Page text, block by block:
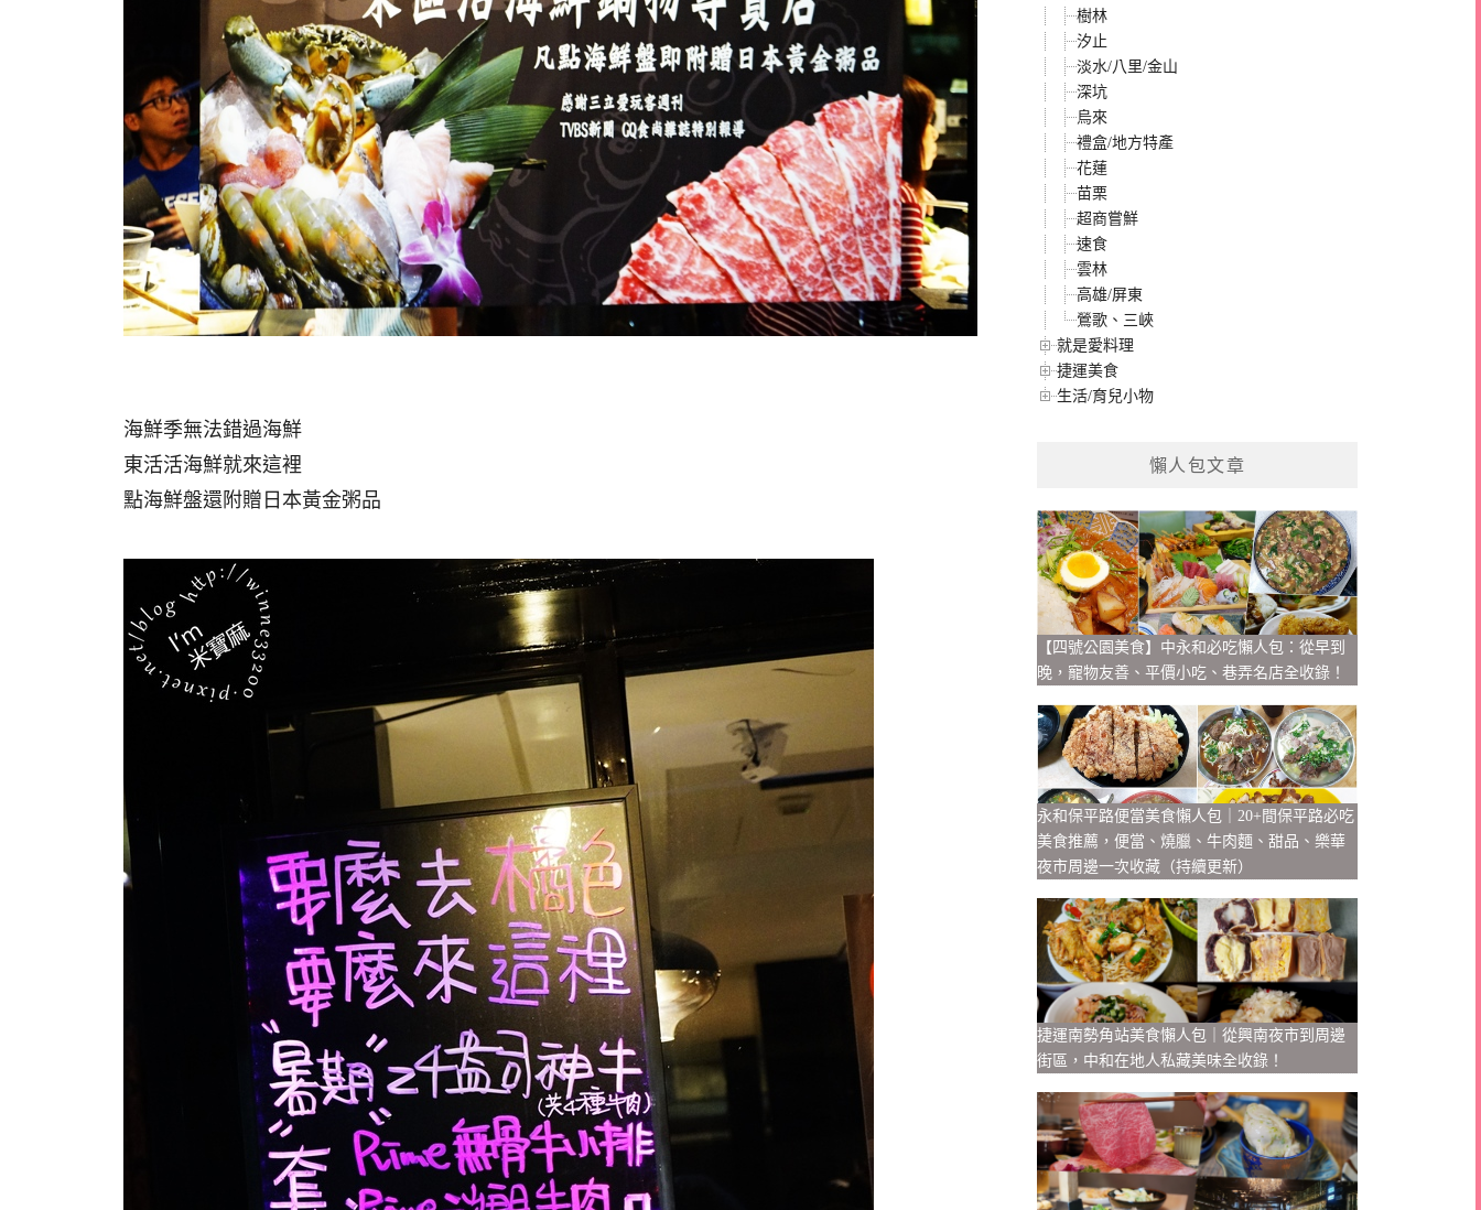
海鮮季無法錯過海鮮
東活活海鮮就來這裡
點海鮮盤還附贈日本黃金粥品
樹林
汐止
淡水/八里/金山
深坑
烏來
禮盒/地方特產
花蓮
苗栗
超商嘗鮮
速食
雲林
高雄/屏東
鶯歌、三峽
就是愛料理
捷運美食
生活/育兒小物
懶人包文章
【四號公園美食】中永和必吃懶人包：從早到
晚，寵物友善、平價小吃、巷弄名店全收錄！
永和保平路便當美食懶人包｜20+間保平路必吃
美食推薦，便當、燒臘、牛肉麵、甜品、樂華
夜市周邊一次收藏（持續更新）
捷運南勢角站美食懶人包｜從興南夜市到周邊
街區，中和在地人私藏美味全收錄！